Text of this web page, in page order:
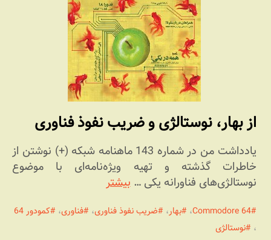
از بهار، نوستالژی و ضریب نفوذ فناوری
یادداشت من در شماره 143 ماهنامه شبکه (+) نوشتن از
خاطرات گذشته و تهیه ویژه‌نامه‌ای با موضوع
نوستالژی‌های فناورانه یکی …بیشتر
Commodore 64، بهار، ضریب نفوذ فناوری، فناوری،
کمودور 64
،
نوستالژی